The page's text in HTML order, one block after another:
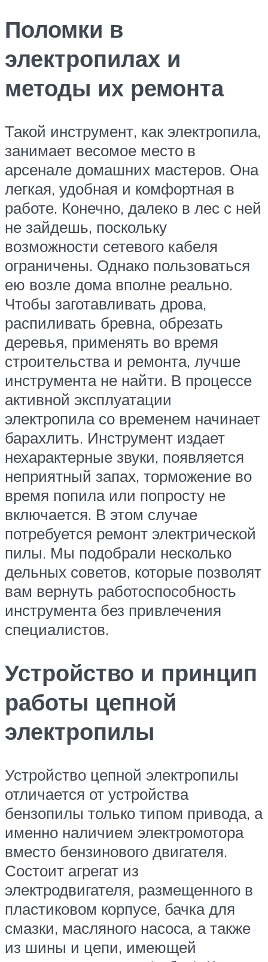
Поломки в
электропилах и
методы их ремонта
Такой инструмент, как электропила,
занимает весомое место в
арсенале домашних мастеров. Она
легкая, удобная и комфортная в
работе. Конечно, далеко в лес с ней
не зайдешь, поскольку
возможности сетевого кабеля
ограничены. Однако пользоваться
ею возле дома вполне реально.
Чтобы заготавливать дрова,
распиливать бревна, обрезать
деревья, применять во время
строительства и ремонта, лучше
инструмента не найти. В процессе
активной эксплуатации
электропила со временем начинает
барахлить. Инструмент издает
нехарактерные звуки, появляется
неприятный запах, торможение во
время попила или попросту не
включается. В этом случае
потребуется ремонт электрической
пилы. Мы подобрали несколько
дельных советов, которые позволят
вам вернуть работоспособность
инструмента без привлечения
специалистов.
Устройство и принцип
работы цепной
электропилы
Устройство цепной электропилы
отличается от устройства
бензопилы только типом привода, а
именно наличием электромотора
вместо бензинового двигателя.
Состоит агрегат из
электродвигателя, размещенного в
пластиковом корпусе, бачка для
смазки, масляного насоса, а также
из шины и цепи, имеющей